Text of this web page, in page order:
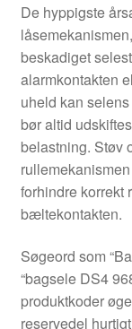
De hyppigste
beskadiget
alarmkontakten
uheld kan
bør altid
belastning. Støv
forhindre korrekt
bæltekontakten.
Søgeord som
“bagsele DS4
produktkoder
reservedel